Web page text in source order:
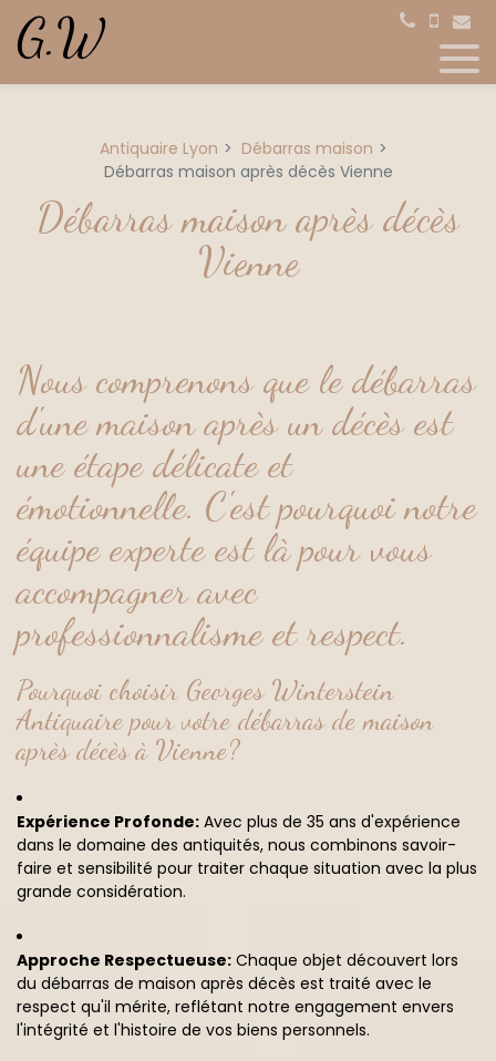
Antiquaire Lyon
Débarras maison
Débarras maison après décès Vienne
Débarras maison après décès
Vienne
Nous comprenons que le débarras
d'une maison après un décès est
une étape délicate et
émotionnelle. C'est pourquoi notre
équipe experte est là pour vous
accompagner avec
professionnalisme et respect.
Pourquoi choisir Georges Winterstein
Antiquaire pour votre débarras de maison
après décès à Vienne?
Expérience Profonde: Avec plus de 35 ans d'expérience
dans le domaine des antiquités, nous combinons savoir-
faire et sensibilité pour traiter chaque situation avec la plus
grande considération.
Approche Respectueuse: Chaque objet découvert lors
du débarras de maison après décès est traité avec le
respect qu'il mérite, reflétant notre engagement envers
l'intégrité et l'histoire de vos biens personnels.
Panneau de gestion des cookies